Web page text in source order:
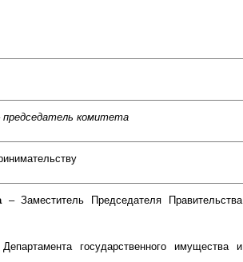
председатель комитета
– Заместитель Председателя Правительства
государственного имущества и